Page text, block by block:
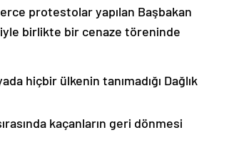
protestolar yapılan Başbakan
birlikte bir cenaze töreninde
hiçbir ülkenin tanımadığı Dağlık
kaçanların geri dönmesi